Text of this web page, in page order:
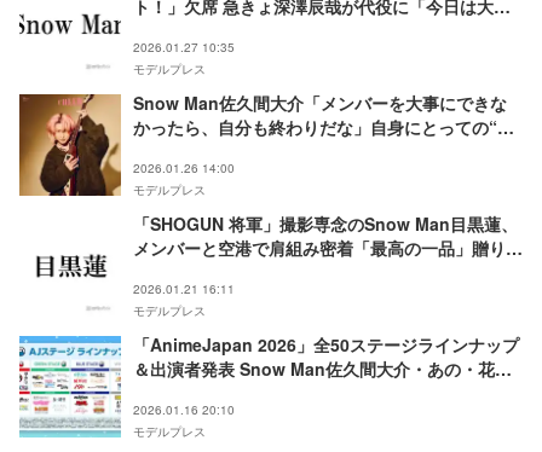
ト！」欠席 急きょ深澤辰哉が代役に「今日は大事
2026.01.27 10:35
モデルプレス
Snow Man佐久間大介「メンバーを大事にできな
かったら、自分も終わりだな」自身にとっての“ス
2026.01.26 14:00
モデルプレス
「SHOGUN 将軍」撮影専念のSnow Man目黒蓮、
メンバーと空港で肩組み密着「最高の一品」贈り物
てて素敵」
2026.01.21 16:11
モデルプレス
「AnimeJapan 2026」全50ステージラインナップ
＆出演者発表 Snow Man佐久間大介・あの・花江
2026.01.16 20:10
モデルプレス